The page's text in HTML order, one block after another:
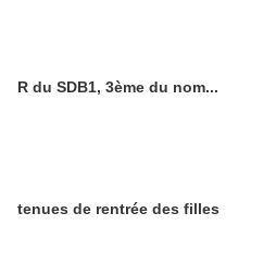
R du SDB1, 3ème du nom...
tenues de rentrée des filles